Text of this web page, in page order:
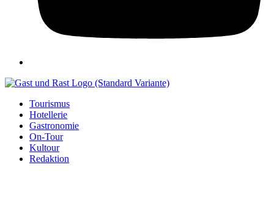
Tourismus
Hotellerie
Gastronomie
On-Tour
Kultour
Redaktion